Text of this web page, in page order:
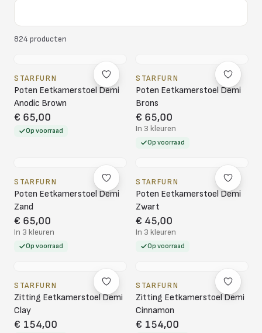
824producten
STARFURN
Poten Eetkamerstoel Demi
Anodic Brown
€ 65,00
Op voorraad
STARFURN
Poten Eetkamerstoel Demi
Brons
€ 65,00
In 3 kleuren
Op voorraad
STARFURN
Poten Eetkamerstoel Demi
Zand
€ 65,00
In 3 kleuren
Op voorraad
STARFURN
Poten Eetkamerstoel Demi
Zwart
€ 45,00
In 3 kleuren
Op voorraad
STARFURN
Zitting Eetkamerstoel Demi
Clay
€ 154,00
STARFURN
Zitting Eetkamerstoel Demi
Cinnamon
€ 154,00